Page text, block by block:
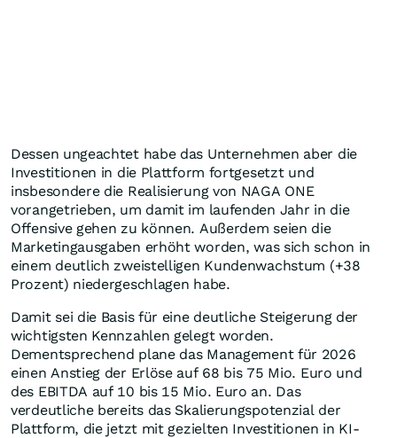
Dessen ungeachtet habe das Unternehmen aber die
Investitionen in die Plattform fortgesetzt und
insbesondere die Realisierung von NAGA ONE
vorangetrieben, um damit im laufenden Jahr in die
Offensive gehen zu können. Außerdem seien die
Marketingausgaben erhöht worden, was sich schon in
einem deutlich zweistelligen Kundenwachstum (+38
Prozent) niedergeschlagen habe.
Damit sei die Basis für eine deutliche Steigerung der
wichtigsten Kennzahlen gelegt worden.
Dementsprechend plane das Management für 2026
einen Anstieg der Erlöse auf 68 bis 75 Mio. Euro und
des EBITDA auf 10 bis 15 Mio. Euro an. Das
verdeutliche bereits das Skalierungspotenzial der
Plattform, die jetzt mit gezielten Investitionen in KI-